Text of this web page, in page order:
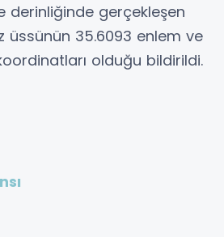
derinliğinde gerçekleşen
üssünün 35.6093 enlem ve
olduğu bildirildi.